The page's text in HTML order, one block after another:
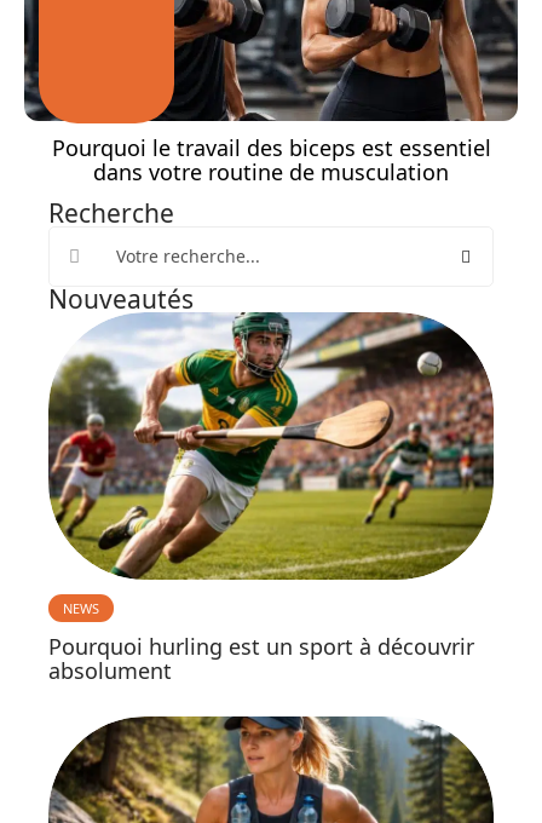
Pourquoi le travail des biceps est essentiel
dans votre routine de musculation
Recherche
Nouveautés
NEWS
Pourquoi hurling est un sport à découvrir
absolument